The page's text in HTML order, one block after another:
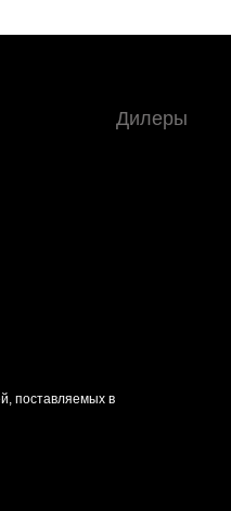
Дилеры
поставляемых в